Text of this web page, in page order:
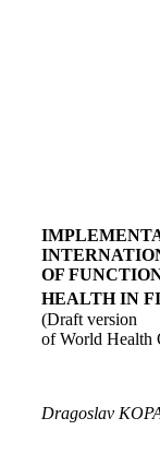
OF
HEALTH IN
(Draft version
of World Health
Dragoslav